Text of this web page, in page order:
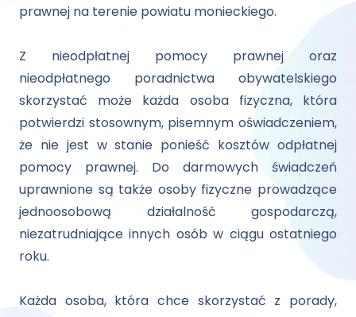
prawnej na terenie powiatu monieckiego.
Z nieodpłatnej pomocy prawnej oraz
nieodpłatnego poradnictwa obywatelskiego
skorzystać może każda osoba fizyczna, która
potwierdzi stosownym, pisemnym oświadczeniem,
że nie jest w stanie ponieść kosztów odpłatnej
pomocy prawnej. Do darmowych świadczeń
uprawnione są także osoby fizyczne prowadzące
jednoosobową działalność gospodarczą,
niezatrudniające innych osób w ciągu ostatniego
roku.
Każda osoba, która chce skorzystać z porady,